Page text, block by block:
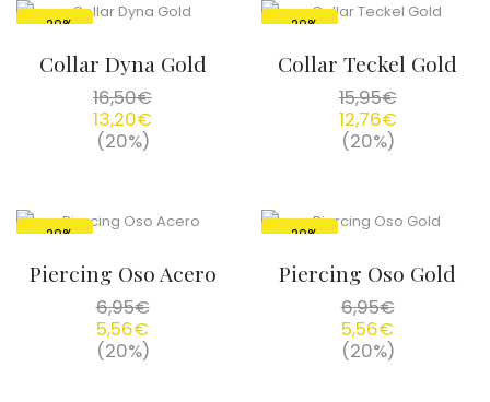
-20%
Collar Dyna Gold
16,50€
13,20€
(20%)
-20%
Collar Teckel Gold
15,95€
12,76€
(20%)
-20%
Piercing Oso Acero
6,95€
5,56€
(20%)
-20%
Piercing Oso Gold
6,95€
5,56€
(20%)